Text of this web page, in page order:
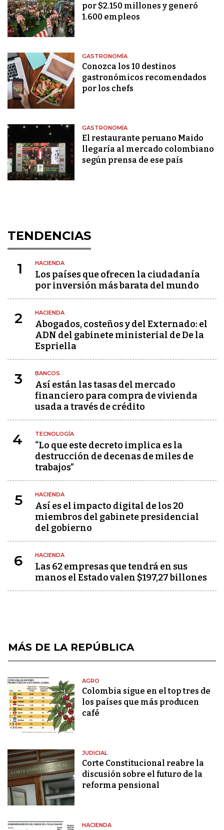
por $2.150 millones y generó
1.600 empleos
GASTRONOMÍA
Conozca los 10 destinos
gastronómicos recomendados
por los chefs
GASTRONOMÍA
El restaurante peruano Maido
llegaría al mercado colombiano
según prensa de ese país
TENDENCIAS
1 HACIENDA
Los países que ofrecen la ciudadanía
por inversión más barata del mundo
2 HACIENDA
Abogados, costeños y del Externado: el
ADN del gabinete ministerial de De la
Espriella
3 BANCOS
Así están las tasas del mercado
financiero para compra de vivienda
usada a través de crédito
4 TECNOLOGÍA
“Lo que este decreto implica es la
destrucción de decenas de miles de
trabajos”
5 HACIENDA
Así es el impacto digital de los 20
miembros del gabinete presidencial
del gobierno
6 HACIENDA
Las 62 empresas que tendrá en sus
manos el Estado valen $197,27 billones
MÁS DE LA REPÚBLICA
AGRO
Colombia sigue en el top tres de
los países que más producen
café
JUDICIAL
Corte Constitucional reabre la
discusión sobre el futuro de la
reforma pensional
HACIENDA